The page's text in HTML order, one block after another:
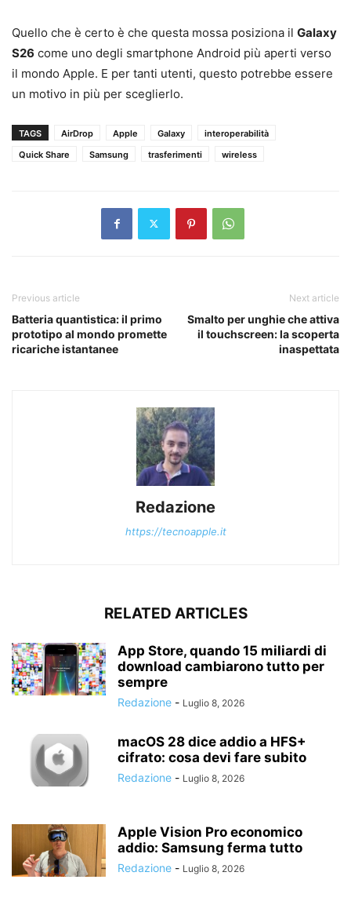
Quello che è certo è che questa mossa posiziona il Galaxy
S26 come uno degli smartphone Android più aperti verso
il mondo Apple. E per tanti utenti, questo potrebbe essere
un motivo in più per sceglierlo.
TAGS AirDrop Apple Galaxy
interoperabilità
Quick Share
Samsung trasferimenti wireless
Previous article
Batteria quantistica: il primo
prototipo al mondo promette
ricariche istantanee
Next article
Smalto per unghie che attiva
il touchscreen: la scoperta
inaspettata
Redazione
https://tecnoapple.it
RELATED ARTICLES
App Store, quando 15 miliardi di
download cambiarono tutto per
sempre
Redazione - Luglio 8, 2026
macOS 28 dice addio a HFS+
cifrato: cosa devi fare subito
Redazione - Luglio 8, 2026
Apple Vision Pro economico
addio: Samsung ferma tutto
Redazione - Luglio 8, 2026